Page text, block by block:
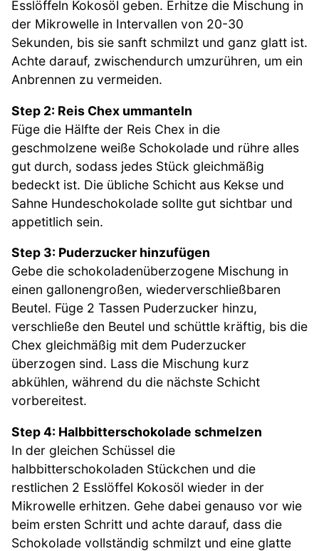
Esslöffeln Kokosöl geben. Erhitze die Mischung in
der Mikrowelle in Intervallen von 20-30
Sekunden, bis sie sanft schmilzt und ganz glatt ist.
Achte darauf, zwischendurch umzurühren, um ein
Anbrennen zu vermeiden.
Step 2: Reis Chex ummanteln
Füge die Hälfte der Reis Chex in die
geschmolzene weiße Schokolade und rühre alles
gut durch, sodass jedes Stück gleichmäßig
bedeckt ist. Die übliche Schicht aus Kekse und
Sahne Hundeschokolade sollte gut sichtbar und
appetitlich sein.
Step 3: Puderzucker hinzufügen
Gebe die schokoladenüberzogene Mischung in
einen gallonengroßen, wiederverschließbaren
Beutel. Füge 2 Tassen Puderzucker hinzu,
verschließe den Beutel und schüttle kräftig, bis die
Chex gleichmäßig mit dem Puderzucker
überzogen sind. Lass die Mischung kurz
abkühlen, während du die nächste Schicht
vorbereitest.
Step 4: Halbbitterschokolade schmelzen
In der gleichen Schüssel die
halbbitterschokoladen Stückchen und die
restlichen 2 Esslöffel Kokosöl wieder in der
Mikrowelle erhitzen. Gehe dabei genauso vor wie
beim ersten Schritt und achte darauf, dass die
Schokolade vollständig schmilzt und eine glatte